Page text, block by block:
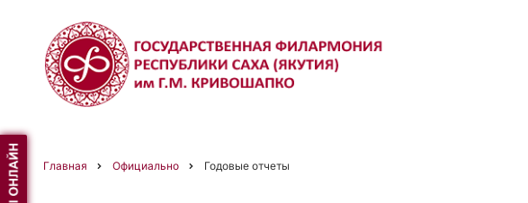
основному
содержанию
Главная Официально Годовые отчеты